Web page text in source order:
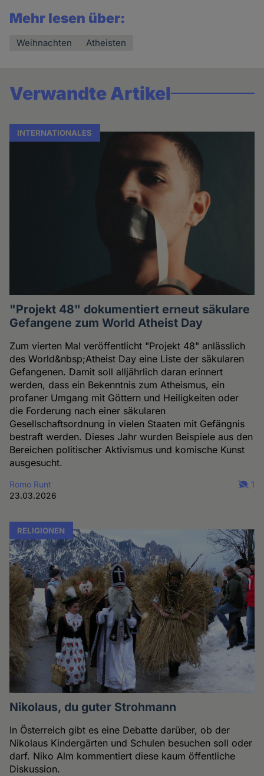
Mehr lesen über:
Weihnachten Atheisten
Verwandte Artikel
INTERNATIONALES
"Projekt 48" dokumentiert erneut säkulare
Gefangene zum World Atheist Day
Zum vierten Mal veröffentlicht "Projekt 48" anlässlich
des World&nbsp;Atheist Day eine Liste der säkularen
Gefangenen. Damit soll alljährlich daran erinnert
werden, dass ein Bekenntnis zum Atheismus, ein
profaner Umgang mit Göttern und Heiligkeiten oder
die Forderung nach einer säkularen
Gesellschaftsordnung in vielen Staaten mit Gefängnis
bestraft werden. Dieses Jahr wurden Beispiele aus den
Bereichen politischer Aktivismus und komische Kunst
ausgesucht.
Romo Runt
23.03.2026
1
RELIGIONEN
Nikolaus, du guter Strohmann
In Österreich gibt es eine Debatte darüber, ob der
Nikolaus Kindergärten und Schulen besuchen soll oder
darf. Niko Alm kommentiert diese kaum öffentliche
Diskussion.